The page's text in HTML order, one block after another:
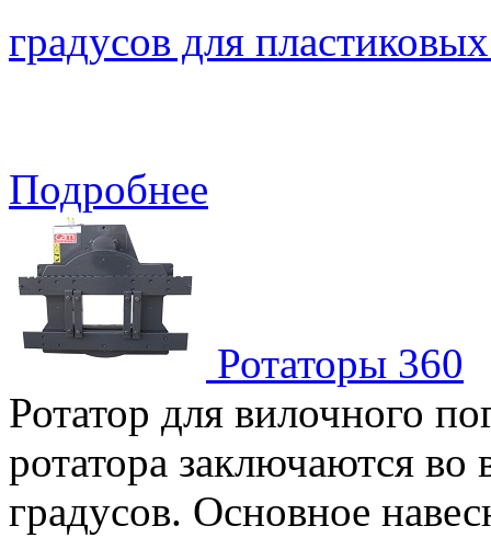
градусов для
Подробнее
Ротаторы 360
Ротатор для вилочного
ротатора заключаются
градусов. Основное